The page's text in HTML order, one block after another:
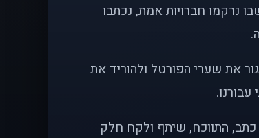
נרקמו חברויות אמת, נכתבו
את שערי הפורטל ולהוריד את
התווכח, שיתף ולקח חלק